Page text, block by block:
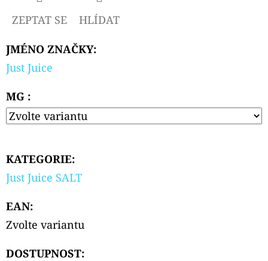
ZEPTAT SE HLÍDAT
JMÉNO ZNAČKY:
Just Juice
MG :
KATEGORIE:
Just Juice SALT
EAN:
Zvolte variantu
DOSTUPNOST:
EMPTY
PODS
CARTRIDGE
1,1OHM
179
Kč